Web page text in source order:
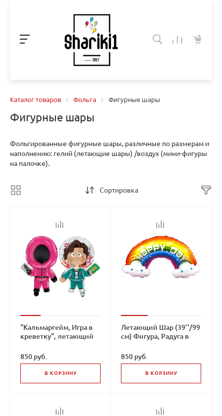
Каталог товаров Фольга Фигурные шары
Фигурные шары
Фольгированные фигурные шары, различные по размерам и
наполнению: гелий (летающие шары) /воздух (мини-фигуры
на палочке).
Сортировка
"Кальмаргейм, Игра в
креветку", летающий
гелием
850 руб.
В КОРЗИНУ
Летающий Шар (39''/99
см) Фигура, Радуга в
850 руб.
В КОРЗИНУ